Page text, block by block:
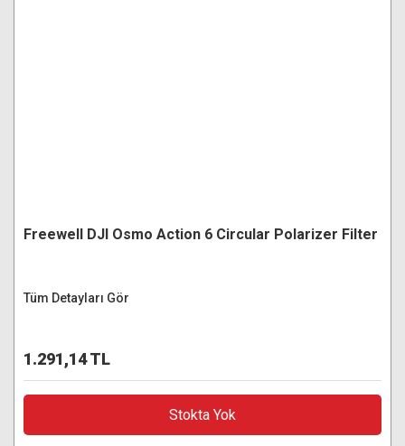
Freewell DJI Osmo Action 6 Circular Polarizer Filter
Tüm Detayları Gör
1.291,14 TL
Stokta Yok